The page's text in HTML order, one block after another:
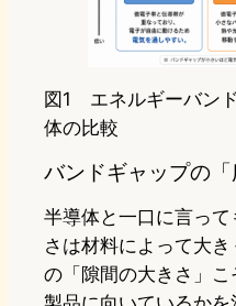
図1 エネルギーバン
体の比較
バンドギャップの
半導体と一口に言っ
さは材料によって大
の「隙間の大きさ」